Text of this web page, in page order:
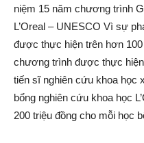
niệm 15 năm chương trình
L’Oreal – UNESCO Vì sự
được thực hiện trên hơn
chương trình được thực
tiến sĩ nghiên cứu khoa học
bổng nghiên cứu khoa học
200 triệu đồng cho mỗi học